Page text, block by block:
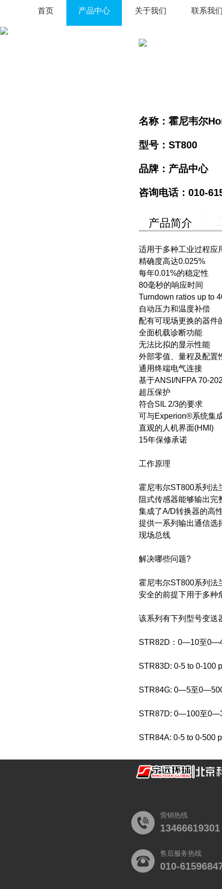
首页 产品中心 关于我们 联系我
名称：霍尼韦尔
型号：ST800
品牌：产品中心
咨询电话：010-
产品简介
适用于多种工业过程应
精确度高达0.025%
每年0.01%的稳定性
80毫秒的响应时间
Turndown ratios up to
自动压力和温度补偿
配有可现场更换的器件
全面机载诊断功能
无法比拟的显示性能
外部零值、量程及配置
通用终端电气连接
基于ANSI/NFPA 70-
超压保护
符合SIL 2/3的要求
可与Experion®系统集
直观的人机界面(HMI)
15年保修承诺
工作原理
霍尼韦尔ST800系列法
阻式传感器能够输出完
集成了A/D转换器的高
提供一系列输出通信选
现场总线
解决哪些问题?
霍尼韦尔ST800系列法
安全的前提下用于多种
该系列有下列型号变送
STR82D：0—10至
STR83D: 0-5 to 0-100
STR84G: 0—5至
STR87D: 0—100至
STR84A: 0-5 to 0-500
营销热线
13466619301
售后服务热线
010-